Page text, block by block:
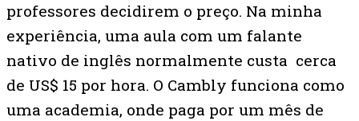
professores decidirem o preço. Na minha
experiência, uma aula com um falante
nativo de inglês normalmente custa cerca
de US$ 15 por hora. O Cambly funciona como
uma academia, onde paga por um mês de